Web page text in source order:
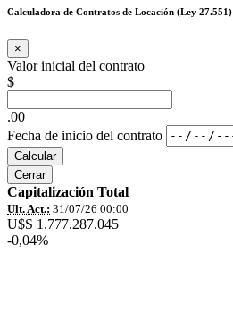
Calculadora de Contratos de Locación (Ley 27.551)
×
Valor inicial del contrato
$
.00
Fecha de inicio del contrato
Calcular
Cerrar
Capitalización Total
Ult. Act.: 31/07/26 00:00
U$S 1.777.287.045
-0,04%